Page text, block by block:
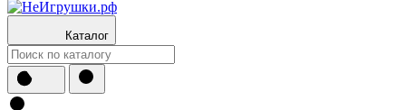
Каталог